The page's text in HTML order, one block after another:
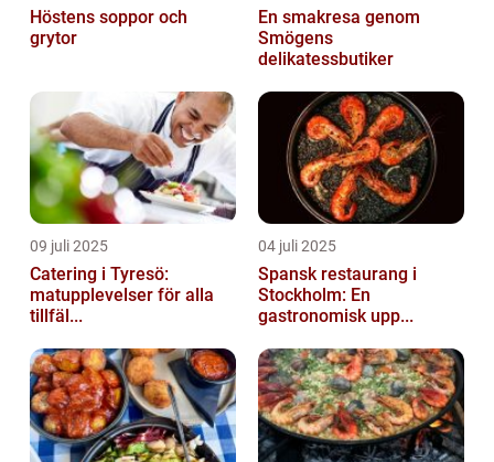
Höstens soppor och
grytor
En smakresa genom
Smögens
delikatessbutiker
09 juli 2025
Catering i Tyresö:
matupplevelser för alla
tillfäl...
04 juli 2025
Spansk restaurang i
Stockholm: En
gastronomisk upp...